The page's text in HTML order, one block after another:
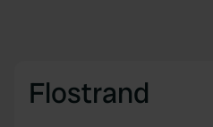
Flostrand